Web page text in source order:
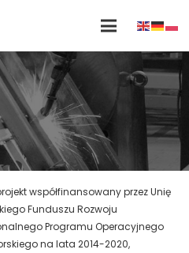
współfinansowany przez Unię
Funduszu Rozwoju
Programu Operacyjnego
na lata 2014-2020,